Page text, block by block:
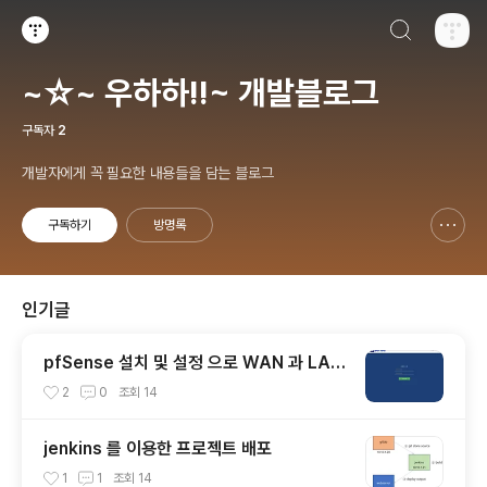
~☆~ 우하하!!~ 개발블로그
구독자 2
개발자에게 꼭 필요한 내용들을 담는 블로그
구독하기 방명록
인기글
pfSense 설치 및 설정 으로 WAN 과 LAN
연결하기
2 0 조회 14
jenkins 를 이용한 프로젝트 배포
1 1 조회 14